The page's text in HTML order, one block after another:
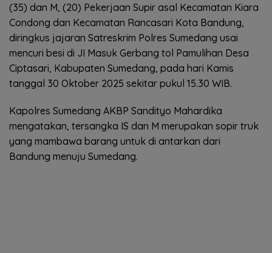
(35) dan M, (20) Pekerjaan Supir asal Kecamatan Kiara
Condong dan Kecamatan Rancasari Kota Bandung,
diringkus jajaran Satreskrim Polres Sumedang usai
mencuri besi di JI Masuk Gerbang tol Pamulihan Desa
Ciptasari, Kabupaten Sumedang, pada hari Kamis
tanggal 30 Oktober 2025 sekitar pukul 15.30 WIB.
Kapolres Sumedang AKBP Sandityo Mahardika
mengatakan, tersangka IS dan M merupakan sopir truk
yang mambawa barang untuk di antarkan dari
Bandung menuju Sumedang.